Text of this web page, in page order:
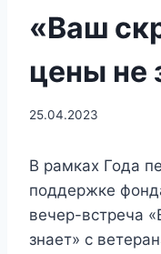
«Ваш
цены не
25.04.2023
В рамках Года
поддержке
вечер-встреча
знает» с